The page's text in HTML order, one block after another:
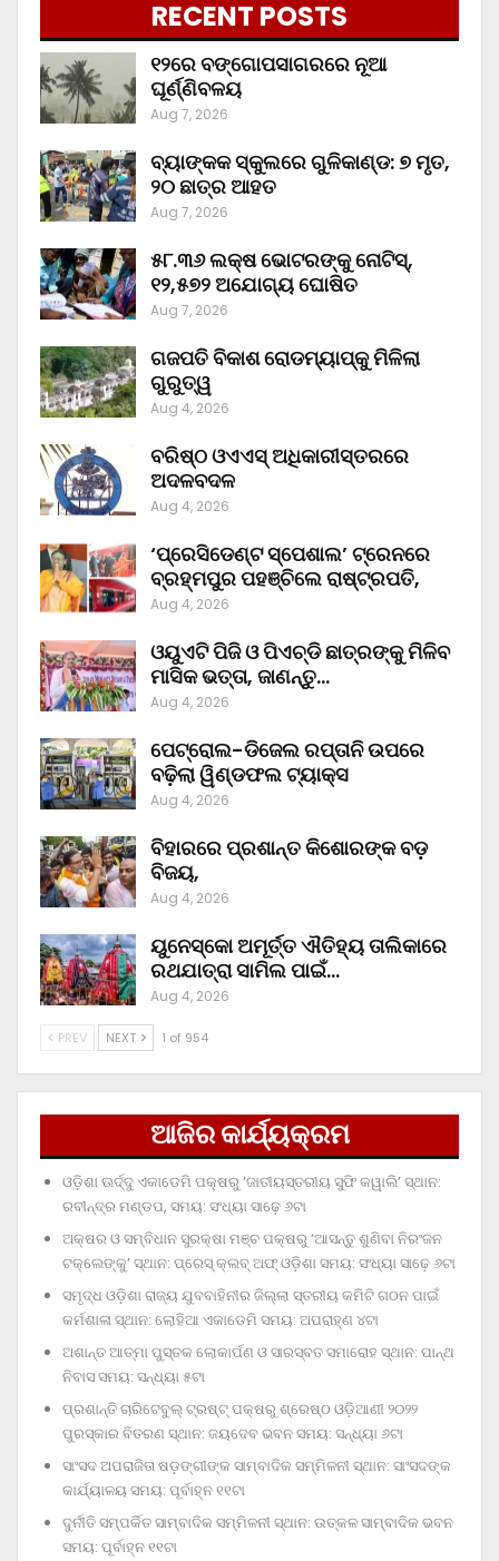
RECENT POSTS
୧୨ରେ ବଙ୍ଗୋପସାଗରରେ ନୂଆ
ଘୂର୍ଣ୍ଣିବଳୟ
Aug 7, 2026
ବ୍ୟାଙ୍କକ ସ୍କୁଲରେ ଗୁଳିକାଣ୍ଡ: ୭ ମୃତ,
୨୦ ଛାତ୍ର ଆହତ
Aug 7, 2026
୫୮.୩୬ ଲକ୍ଷ ଭୋଟରଙ୍କୁ ନୋଟିସ୍‌,
୧୨,୫୭୨ ଅଯୋଗ୍ୟ ଘୋଷିତ
Aug 7, 2026
ଗଜପତି ବିକାଶ ରୋଡମ୍ୟାପ୍‌କୁ ମିଳିଲା
ଗୁରୁତ୍ୱ
Aug 4, 2026
ବରିଷ୍ଠ ଓଏଏସ୍‌ ଅଧିକାରୀସ୍ତରରେ
ଅଦଳବଦଳ
Aug 4, 2026
‘ପ୍ରେସିଡେଣ୍ଟ ସ୍ପେଶାଲ’ ଟ୍ରେନରେ
ବ୍ରହ୍ମପୁର ପହଞ୍ଚିଲେ ରାଷ୍ଟ୍ରପତି,
Aug 4, 2026
ଓୟୁଏଟି ପିଜି ଓ ପିଏଚ୍‌ଡି ଛାତ୍ରଙ୍କୁ ମିଳିବ
ମାସିକ ଭତ୍ତା, ଜାଣନ୍ତୁ…
Aug 4, 2026
ପେଟ୍ରୋଲ-ଡିଜେଲ ରପ୍ତାନି ଉପରେ
ବଢ଼ିଲା ୱିଣ୍ଡଫଲ ଟ୍ୟାକ୍ସ
Aug 4, 2026
ବିହାରରେ ପ୍ରଶାନ୍ତ କିଶୋରଙ୍କ ବଡ଼
ବିଜୟ,
Aug 4, 2026
ୟୁନେସ୍କୋ ଅମୂର୍ତ୍ତ ଐତିହ୍ୟ ତାଲିକାରେ
ରଥଯାତ୍ରା ସାମିଲ ପାଇଁ…
Aug 4, 2026
PREV NEXT 1 of 954
ଆଜିର କାର୍ଯ୍ୟକ୍ରମ
ଓଡ଼ିଶା ଊର୍ଦ୍ଦୁ ଏକାଡେମି ପକ୍ଷରୁ ‘ଜାତୀୟସ୍ତରୀୟ ସୁଫି କୱାଲି’ ସ୍ଥାନ:
ରବୀନ୍ଦ୍ର ମଣ୍ଡପ, ସମୟ: ସଂଧ୍ୟା ସାଢ଼େ ୬ଟା
ଅକ୍ଷର ଓ ସମ୍ବିଧାନ ସୁରକ୍ଷା ମଞ୍ଚ ପକ୍ଷରୁ ‘ଆସନ୍ତୁ ଶୁଣିବା ନିରଂଜନ
ଟକ୍‌ଲେଙ୍କୁ’ ସ୍ଥାନ: ପ୍ରେସ୍‌ କ୍ଲବ୍‌ ଅଫ୍‌ ଓଡ଼ିଶା ସମୟ: ସଂଧ୍ୟା ସାଢ଼େ ୬ଟା
ସମୃଦ୍ଧ ଓଡ଼ିଶା ରାଜ୍ୟ ଯୁବବାହିନୀର ଜିଲ୍ଲା ସ୍ତରୀୟ କମିଟି ଗଠନ ପାଇଁ
କର୍ମଶାଳା ସ୍ଥାନ: ଲୋହିଆ ଏକାଡେମି ସମୟ: ଅପରାହ୍‌ଣ ୪ଟା
ଅଶାନ୍ତ ଆତ୍ମା ପୁସ୍ତକ ଲୋକାର୍ପଣ ଓ ସାରସ୍ବତ ସମାରୋହ ସ୍ଥାନ: ପାନ୍ଥ
ନିବାସ ସମୟ: ସନ୍ଧ୍ୟା ୫ଟା
ପ୍ରଶାନ୍ତି ଚାରିଟେବୁଲ୍‌ ଟ୍ରଷ୍ଟ୍‌ ପକ୍ଷରୁ ଶ୍ରେଷ୍ଠ ଓଡ଼ିଆଣୀ ୨୦୨୨
ପୁରସ୍କାର ବିତରଣ ସ୍ଥାନ: ଜୟଦେବ ଭବନ ସମୟ: ସନ୍ଧ୍ୟା ୬ଟା
ସାଂସଦ ଅପରାଜିତା ଷଡ଼ଙ୍ଗୀଙ୍କ ସାମ୍ବାଦିକ ସମ୍ମିଳନୀ ସ୍ଥାନ: ସାଂସଦଙ୍କ
କାର୍ଯ୍ୟାଳୟ ସମୟ: ପୂର୍ବାହ୍ନ ୧୧ଟା
ଦୁର୍ନୀତି ସମ୍ପର୍କିତ ସାମ୍ବାଦିକ ସମ୍ମିଳନୀ ସ୍ଥାନ: ଉତ୍କଳ ସାମ୍ବାଦିକ ଭବନ
ସମୟ: ପୂର୍ବାହ୍ନ ୧୧ଟା